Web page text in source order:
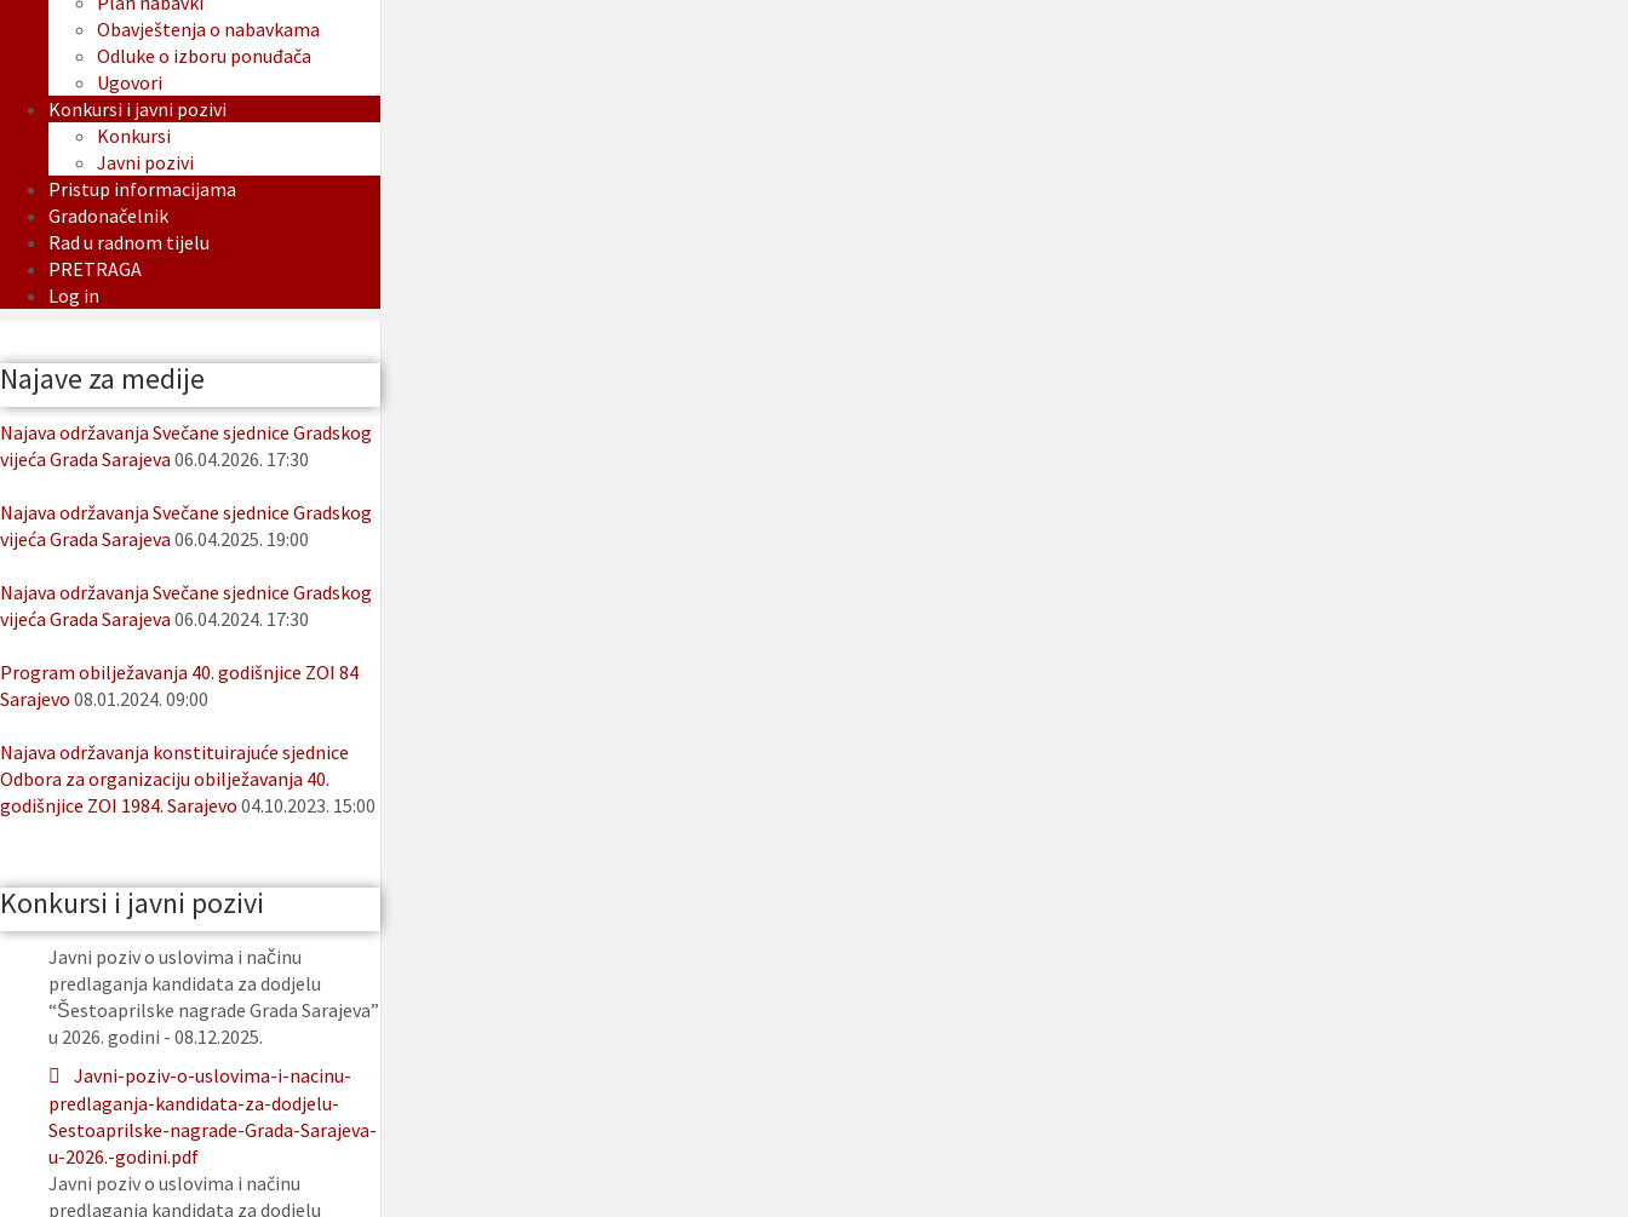
Obavještenja o nabavkama
Odluke o izboru ponuđača
Ugovori
Konkursi i javni pozivi
Konkursi
Javni pozivi
Pristup informacijama
Gradonačelnik
Rad u radnom tijelu
PRETRAGA
Log in
Najave za medije
Najava održavanja Svečane sjednice Gradskog
vijeća Grada Sarajeva 06.04.2026. 17:30
Najava održavanja Svečane sjednice Gradskog
vijeća Grada Sarajeva 06.04.2025. 19:00
Najava održavanja Svečane sjednice Gradskog
vijeća Grada Sarajeva 06.04.2024. 17:30
Program obilježavanja 40. godišnjice ZOI 84
Sarajevo 08.01.2024. 09:00
Najava održavanja konstituirajuće sjednice
Odbora za organizaciju obilježavanja 40.
godišnjice ZOI 1984. Sarajevo 04.10.2023. 15:00
Konkursi i javni pozivi
Javni poziv o uslovima i načinu
predlaganja kandidata za dodjelu
“Šestoaprilske nagrade Grada Sarajeva”
u 2026. godini - 08.12.2025.
Javni-poziv-o-uslovima-i-nacinu-
predlaganja-kandidata-za-dodjelu-
Sestoaprilske-nagrade-Grada-Sarajeva-
u-2026.-godini.pdf
Javni poziv o uslovima i načinu
predlaganja kandidata za dodjelu